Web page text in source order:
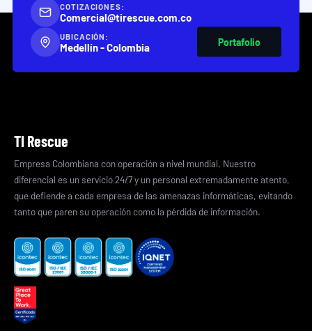
COTIZACIONES:
Comercial@tirescue.com.co
UBICACIÓN:
Medellín - Colombia Portafolio
TI Rescue
Empresa Colombiana con operación a nivel mundial. Nuestro
diferencial es un servicio 24/7 y un personal extremadamente atento,
que defiende a cada empresa de las amenazas informáticas, evitando
tanto que paren su operación como la pérdida de información.